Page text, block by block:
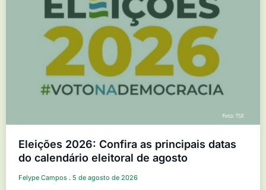
Eleições 2026: Confira as principais datas
do calendário eleitoral de agosto
Felype Campos 5 de agosto de 2026